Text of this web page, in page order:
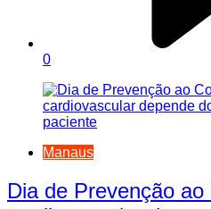
0
Manaus
Dia de Prevenção